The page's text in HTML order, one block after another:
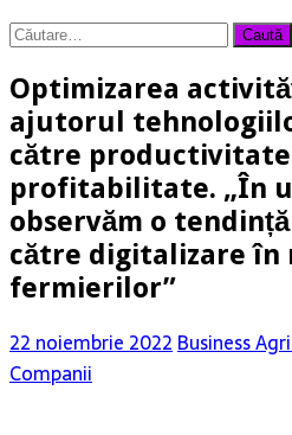
Caută
Optimizarea
ajutorul
către
profitabilitate. „În
observăm o
către digitalizare în
fermierilor”
22 noiembrie 2022Business
Companii